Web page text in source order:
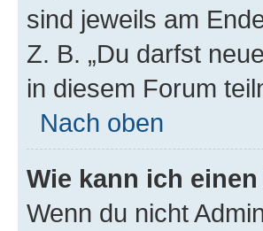
sind jeweils am
Z. B. „Du darfst
in diesem Forum
Nach oben
Wie kann ich
Wenn du nicht